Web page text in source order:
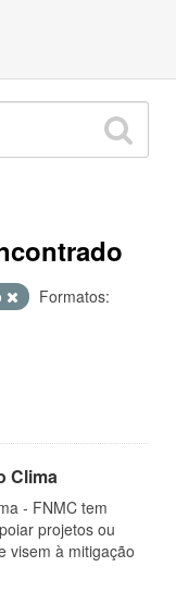
Formatos:
Clima
- FNMC tem
projetos ou
visem à mitigação